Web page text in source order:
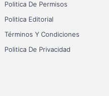
Politica De Permisos
Politica Editorial
Términos Y Condiciones
Politica De Privacidad